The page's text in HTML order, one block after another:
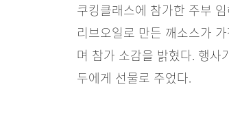
쿠킹클래스에 참가한 주부
리브오일로 만든 깨소스가
며 참가 소감을 밝혔다. 행사
두에게 선물로 주었다.